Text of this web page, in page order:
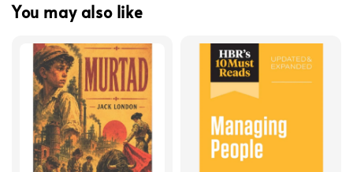
You may also like